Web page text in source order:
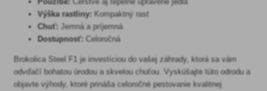
Výška rastliny: Kompaktný rast
Chuť: Jemná a príjemná
Dostupnosť: Celoročná
Brokolica Steel F1 je investíciou do vašej záhrady, ktorá sa vám
odvďačí bohatou úrodou a skvelou chuťou. Vyskúšajte túto odrodu a
objavte výhody, ktoré prináša celoročné pestovanie kvalitnej